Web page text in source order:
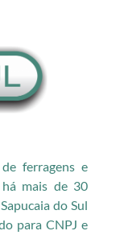
ferragens e
mais de 30
do Sul
para CNPJ e